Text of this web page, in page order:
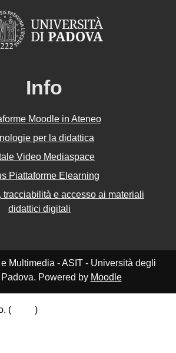
Info
Moodle in Ateneo
per la didattica
Video Mediaspace
Piattaforme Elearning
tracciabilità e accesso ai materiali
didattici digitali
Multimedia - ASIT - Università degli
Powered by Moodle
(
)